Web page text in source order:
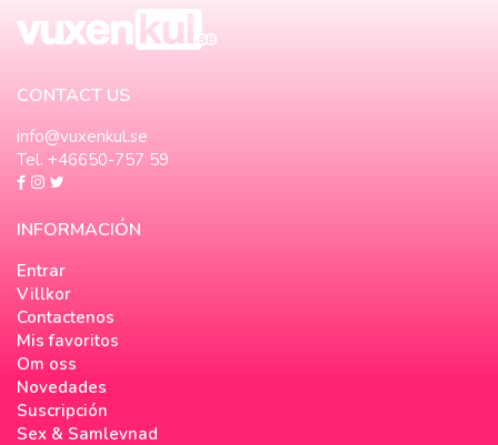
CONTACT US
info@vuxenkul.se
Tel. +46650-757 59
INFORMACIÓN
Entrar
Villkor
Contactenos
Mis favoritos
Om oss
Novedades
Suscripción
Sex & Samlevnad